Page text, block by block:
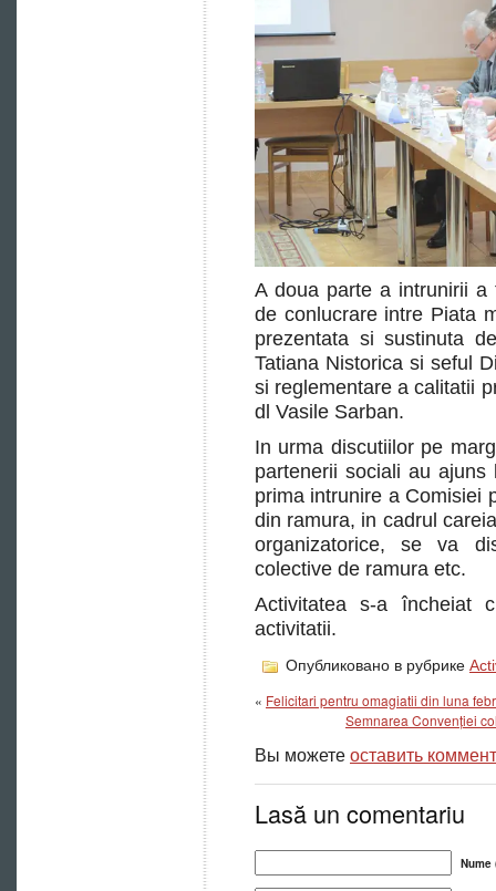
A doua parte a intrunirii a
de conlucrare intre Piata
prezentata si sustinuta
Tatiana Nistorica si seful
si reglementare a calitatii
dl Vasile Sarban.
In urma discutiilor pe
partenerii sociali au
prima intrunire a Comisiei
din ramura, in cadrul
organizatorice, se va
colective de ramura etc.
Activitatea s-a încheiat
activitatii.
Опубликовано в рубрике
« Felicitari pentru omagiatii din luna
Semnarea Convenției
Вы можетеоставить
Lasă un comentariu
Nume